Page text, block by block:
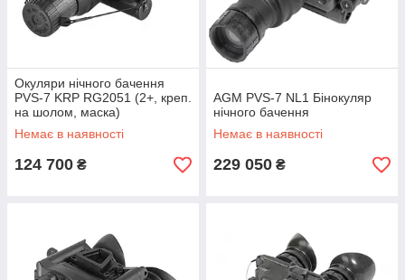
Окуляри нічного бачення
PVS-7 KRP RG2051 (2+, креп.
на шолом, маска)
Немає в наявності
124 700 ₴
AGM PVS-7 NL1 Бінокуляр
нічного бачення
Немає в наявності
229 050 ₴